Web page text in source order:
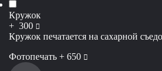
Кружок
+ 300 руб
Кружок печатается на сахарной
Фотопечать + 650 руб